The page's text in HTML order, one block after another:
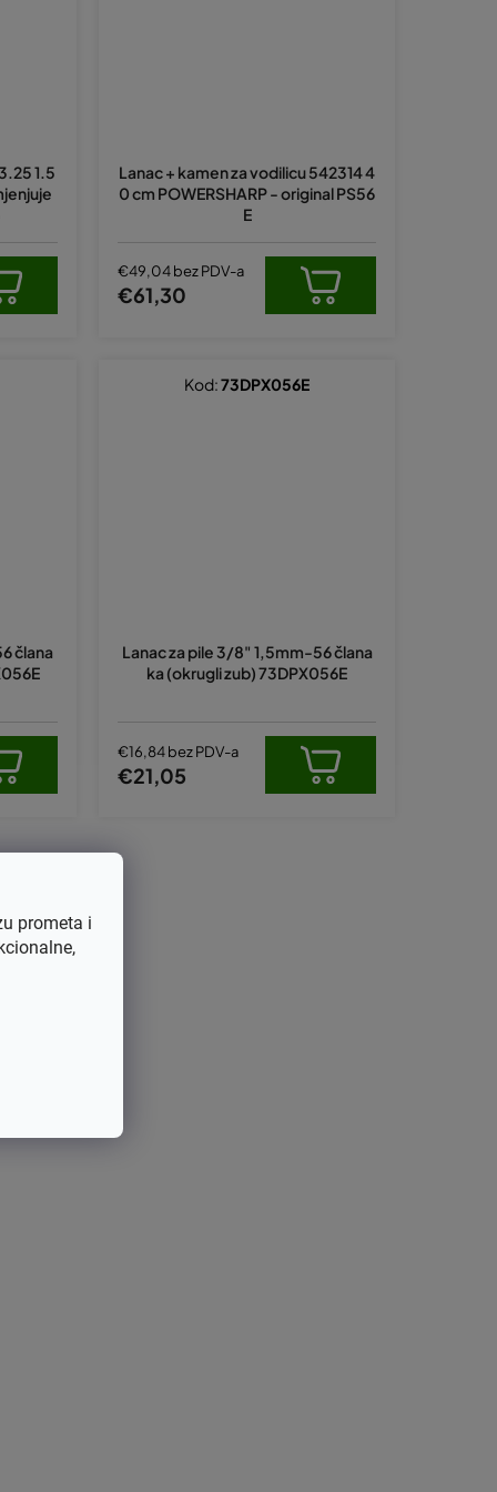
prometa i
1.5
Lanac + kamen za vodilicu 542314 4
0 cm POWERSHARP - original PS56
E
€49,04 bez PDV-a
€61,30
člana
Lanac za pile 3/8" 1,5mm-56 člana
ka (okrugli zub) 73DPX056E
€16,84 bez PDV-a
€21,05
Kod:73DPX056E